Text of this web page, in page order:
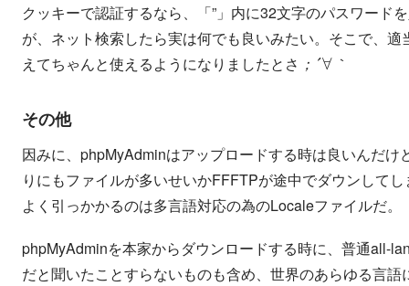
クッキーで認証するなら、「”」内に32文字のパスワード
が、ネット検索したら実は何でも良いみたい。そこで、
えてちゃんと使えるようになりましたとさ
；
；´
｀
その他
因みに、phpMyAdminはアップロードする時は良いんだ
りにもファイルが多いせいかFFFTPが途中でダウンして
よく引っかかるのは多言語対応の為のLocaleファイルだ。
phpMyAdminを本家からダウンロードする時に、普通all-
だと聞いたことすらないものも含め、世界のあらゆる言